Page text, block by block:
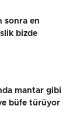
sonra en
bizde
mantar gibi
büfe türüyor